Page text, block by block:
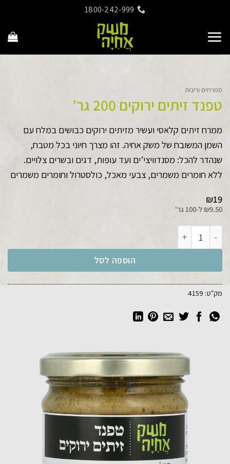
content
1800-242-999
ממרחים וריבות
טפנד זיתים ירוקים 200 גר’
ממרח זיתים קלאסי ועשיר מזיתים ירוקים כבושים במלח עם
השמן המשובח של משק אחיה. זהו מצרך חיוני בכל מטבח,
שנהדר להכל: מסנדוויצי’ים ועד עופות, דגים ובשרים צלויים.
ללא חומרים משמרים, צבעי מאכל, כולסטרול וחומרים משמרים
₪19
₪9.50 ל-100 גר'
הוספה לסל
מק"ט: 4159